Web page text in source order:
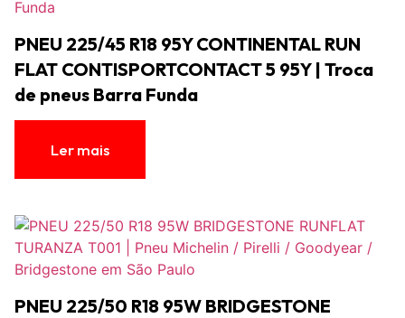
PNEU 225/45 R18 95Y CONTINENTAL RUN
FLAT CONTISPORTCONTACT 5 95Y | Troca
de pneus Barra Funda
Ler mais
PNEU 225/50 R18 95W BRIDGESTONE